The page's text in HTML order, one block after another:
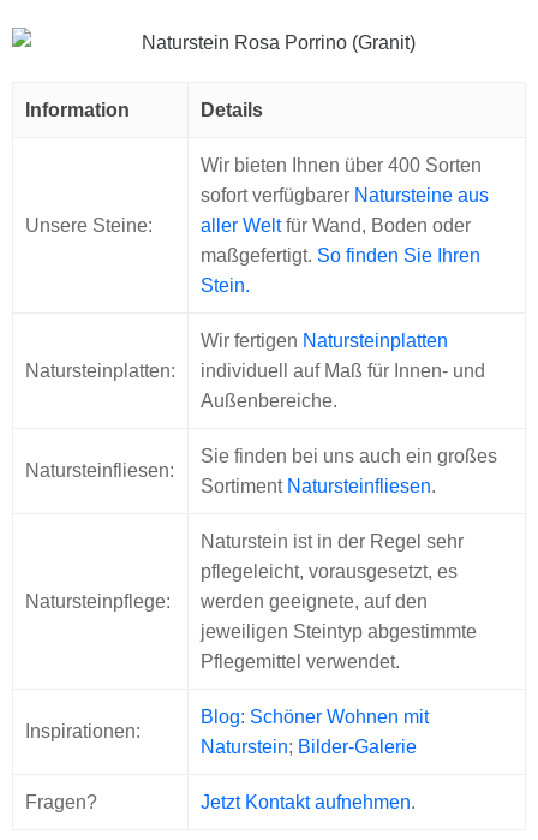
Information Details
Unsere Steine:
Wir bieten Ihnen über 400 Sorten
sofort verfügbarer Natursteine aus
aller Weltfür Wand, Boden oder
maßgefertigt. So finden Sie Ihren
Stein.
Natursteinplatten:
Wir fertigen Natursteinplatten
individuell auf Maß für Innen- und
Außenbereiche.
Natursteinfliesen:
Sie finden bei uns auch ein großes
Sortiment Natursteinfliesen.
Natursteinpflege:
Naturstein ist in der Regel sehr
pflegeleicht, vorausgesetzt, es
werden geeignete, auf den
jeweiligen Steintyp abgestimmte
Pflegemittel verwendet.
Inspirationen:
Blog: Schöner Wohnen mit
Naturstein; Bilder-Galerie
Fragen? Jetzt Kontakt aufnehmen.